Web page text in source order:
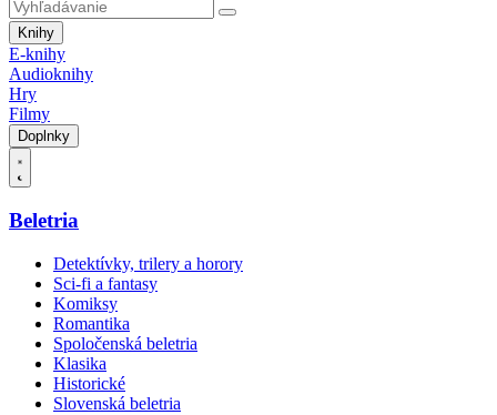
Knihy
E-knihy
Audioknihy
Hry
Filmy
Doplnky
Beletria
Detektívky, trilery a horory
Sci-fi a fantasy
Komiksy
Romantika
Spoločenská beletria
Klasika
Historické
Slovenská beletria